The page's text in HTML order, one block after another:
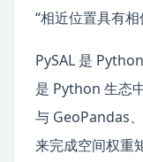
“相近位置具有相
PySAL 是
是 Python 生态
与 GeoPandas
来完成空间权重